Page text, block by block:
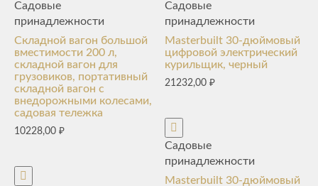
Садовые
принадлежности
Складной вагон большой
вместимости 200 л,
складной вагон для
грузовиков, портативный
складной вагон с
внедорожными колесами,
садовая тележка
10228,00 ₽
Садовые
принадлежности
Masterbuilt 30-дюймовый
цифровой электрический
курильщик, черный
21232,00₽
Садовые
принадлежности
Masterbuilt 30-дюймовый